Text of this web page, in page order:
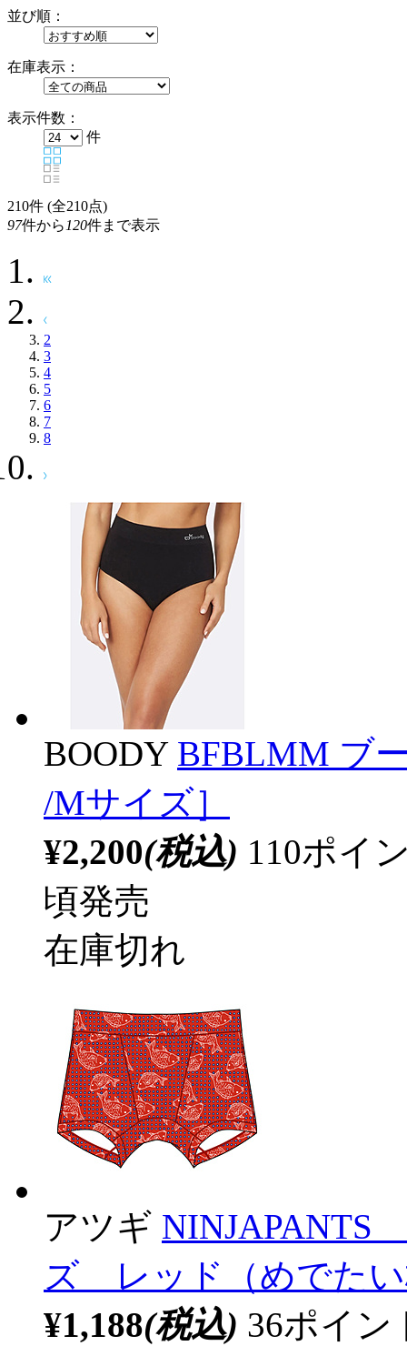
並び順：
在庫表示：
表示件数：
件
210件 (全210点)
97件から 120件まで表示
2
3
4
5
6
7
8
BOODY BFBLMM ブ
/Mサイズ］
¥2,200(税込) 110ポイ
頃発売
在庫切れ
アツギ
ズ レッド（めでた
¥1,188(税込) 36ポイ